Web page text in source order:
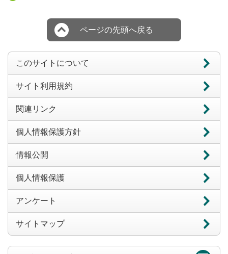
ページの先頭へ戻る
このサイトについて
サイト利用規約
関連リンク
個人情報保護方針
情報公開
個人情報保護
アンケート
サイトマップ